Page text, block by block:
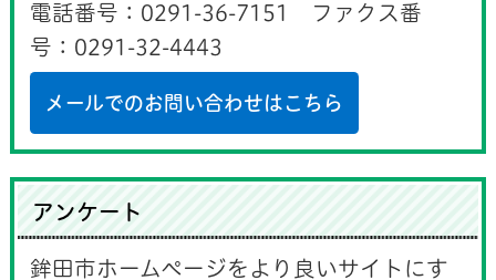
電話番号：0291-36-7151 ファクス番
号：0291-32-4443
メールでのお問い合わせはこちら
アンケート
鉾田市ホームページをより良いサイトにす